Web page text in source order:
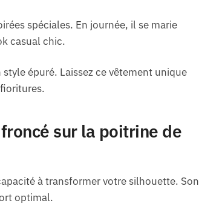
spéciales. En journée, il se marie
casual chic.
épuré. Laissez ce vêtement unique
sur la poitrine de
à transformer votre silhouette. Son
optimal.